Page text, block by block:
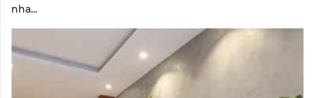
nha...